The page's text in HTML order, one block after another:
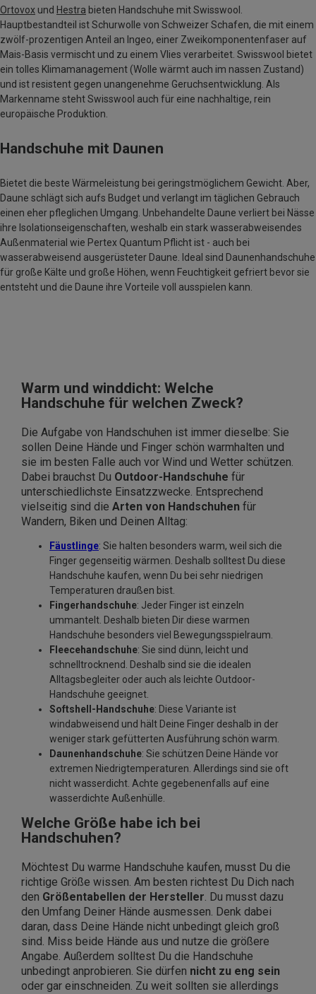
Ortovox und Hestra bieten Handschuhe mit Swisswool.
Hauptbestandteil ist Schurwolle von Schweizer Schafen, die mit einem
zwölf-prozentigen Anteil an Ingeo, einer Zweikomponentenfaser auf
Mais-Basis vermischt und zu einem Vlies verarbeitet. Swisswool bietet
ein tolles Klimamanagement (Wolle wärmt auch im nassen Zustand)
und ist resistent gegen unangenehme Geruchsentwicklung. Als
Markenname steht Swisswool auch für eine nachhaltige, rein
europäische Produktion.
Handschuhe mit Daunen
Bietet die beste Wärmeleistung bei geringstmöglichem Gewicht. Aber,
Daune schlägt sich aufs Budget und verlangt im täglichen Gebrauch
einen eher pfleglichen Umgang. Unbehandelte Daune verliert bei Nässe
ihre Isolationseigenschaften, weshalb ein stark wasserabweisendes
Außenmaterial wie Pertex Quantum Pflicht ist - auch bei
wasserabweisend ausgerüsteter Daune. Ideal sind Daunenhandschuhe
für große Kälte und große Höhen, wenn Feuchtigkeit gefriert bevor sie
entsteht und die Daune ihre Vorteile voll ausspielen kann.
Warm und winddicht: Welche
Handschuhe für welchen Zweck?
Die Aufgabe von Handschuhen ist immer dieselbe: Sie
sollen Deine Hände und Finger schön warmhalten und
sie im besten Falle auch vor Wind und Wetter schützen.
Dabei brauchst Du Outdoor-Handschuhe für
unterschiedlichste Einsatzzwecke. Entsprechend
vielseitig sind die Arten von Handschuhen für
Wandern, Biken und Deinen Alltag:
Fäustlinge: Sie halten besonders warm, weil sich die
Finger gegenseitig wärmen. Deshalb solltest Du diese
Handschuhe kaufen, wenn Du bei sehr niedrigen
Temperaturen draußen bist.
Fingerhandschuhe: Jeder Finger ist einzeln
ummantelt. Deshalb bieten Dir diese warmen
Handschuhe besonders viel Bewegungsspielraum.
Fleecehandschuhe: Sie sind dünn, leicht und
schnelltrocknend. Deshalb sind sie die idealen
Alltagsbegleiter oder auch als leichte Outdoor-
Handschuhe geeignet.
Softshell-Handschuhe: Diese Variante ist
windabweisend und hält Deine Finger deshalb in der
weniger stark gefütterten Ausführung schön warm.
Daunenhandschuhe: Sie schützen Deine Hände vor
extremen Niedrigtemperaturen. Allerdings sind sie oft
nicht wasserdicht. Achte gegebenenfalls auf eine
wasserdichte Außenhülle.
Welche Größe habe ich bei
Handschuhen?
Möchtest Du warme Handschuhe kaufen, musst Du die
richtige Größe wissen. Am besten richtest Du Dich nach
den Größentabellen der Hersteller. Du musst dazu
den Umfang Deiner Hände ausmessen. Denk dabei
daran, dass Deine Hände nicht unbedingt gleich groß
sind. Miss beide Hände aus und nutze die größere
Angabe. Außerdem solltest Du die Handschuhe
unbedingt anprobieren. Sie dürfen nicht zu eng sein
oder gar einschneiden. Zu weit sollten sie allerdings